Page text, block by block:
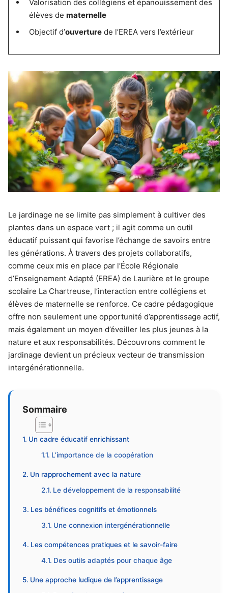
Valorisation des collégiens et épanouissement des
élèves de maternelle
Objectif d’ouverturede l’EREA vers l’extérieur
Le jardinage ne se limite pas simplement à cultiver des
plantes dans un espace vert ; il agit comme un outil
éducatif puissant qui favorise l’échange de savoirs entre
les générations. À travers des projets collaboratifs,
comme ceux mis en place par l’École Régionale
d’Enseignement Adapté (EREA) de Laurière et le groupe
scolaire La Chartreuse, l’interaction entre collégiens et
élèves de maternelle se renforce. Ce cadre pédagogique
offre non seulement une opportunité d’apprentissage actif,
mais également un moyen d’éveiller les plus jeunes à la
nature et aux responsabilités. Découvrons comment le
jardinage devient un précieux vecteur de transmission
intergénérationnelle.
Sommaire
Un cadre éducatif enrichissant
L’importance de la coopération
Un rapprochement avec la nature
Le développement de la responsabilité
Les bénéfices cognitifs et émotionnels
Une connexion intergénérationnelle
Les compétences pratiques et le savoir-faire
Des outils adaptés pour chaque âge
Une approche ludique de l’apprentissage